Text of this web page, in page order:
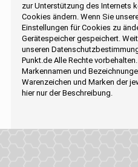
zur Unterstützung des Internets
Cookies ändern. Wenn Sie
Einstellungen für Cookies zu
Gerätespeicher gespeichert.
unseren
Punkt.de Alle Rechte
Markennamen und
Warenzeichen und Marken der
hier nur der Beschreibung.